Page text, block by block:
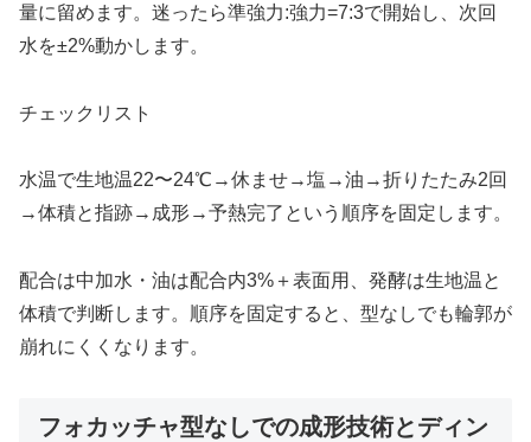
量に留めます。迷ったら準強力:強力=7:3で開始し、次回
水を±2%動かします。
チェックリスト
水温で生地温22〜24℃→休ませ→塩→油→折りたたみ2回
→体積と指跡→成形→予熱完了という順序を固定します。
配合は中加水・油は配合内3%＋表面用、発酵は生地温と
体積で判断します。順序を固定すると、型なしでも輪郭が
崩れにくくなります。
フォカッチャ型なしでの成形技術とディン